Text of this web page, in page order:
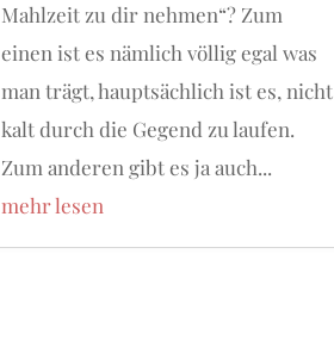
Mahlzeit zu dir nehmen“? Zum
einen ist es nämlich völlig egal was
man trägt, hauptsächlich ist es, nicht
kalt durch die Gegend zu laufen.
Zum anderen gibt es ja auch...
mehr lesen